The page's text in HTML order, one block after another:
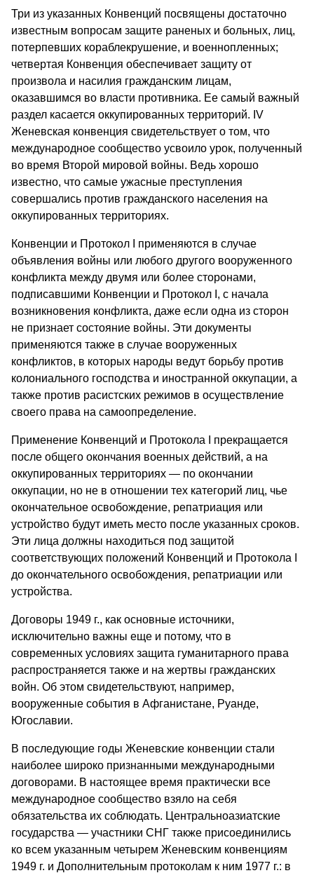
Три из указанных Конвенций посвящены достаточно
известным вопросам защите раненых и больных, лиц,
потерпевших кораблекрушение, и военнопленных;
четвертая Конвенция обеспечивает защиту от
произвола и насилия гражданским лицам,
оказавшимся во власти противника. Ее самый важный
раздел касается оккупированных территорий. IV
Женевская конвенция свидетельствует о том, что
международное сообщество усвоило урок, полученный
во время Второй мировой войны. Ведь хорошо
известно, что самые ужасные преступления
совершались против гражданского населения на
оккупированных территориях.
Конвенции и Протокол I применяются в случае
объявления войны или любого другого вооруженного
конфликта между двумя или более сторонами,
подписавшими Конвенции и Протокол I, с начала
возникновения конфликта, даже если одна из сторон
не признает состояние войны. Эти документы
применяются также в случае вооруженных
конфликтов, в которых народы ведут борьбу против
колониального господства и иностранной оккупации, а
также против расистских режимов в осуществление
своего права на самоопределение.
Применение Конвенций и Протокола I прекращается
после общего окончания военных действий, а на
оккупированных территориях — по окончании
оккупации, но не в отношении тех категорий лиц, чье
окончательное освобождение, репатриация или
устройство будут иметь место после указанных сроков.
Эти лица должны находиться под защитой
соответствующих положений Конвенций и Протокола I
до окончательного освобождения, репатриации или
устройства.
Договоры 1949 г., как основные источники,
исключительно важны еще и потому, что в
современных условиях защита гуманитарного права
распространяется также и на жертвы гражданских
войн. Об этом свидетельствуют, например,
вооруженные события в Афганистане, Руанде,
Югославии.
В последующие годы Женевские конвенции стали
наиболее широко признанными международными
договорами. В настоящее время практически все
международное сообщество взяло на себя
обязательства их соблюдать. Центральноазиатские
государства — участники СНГ также присоединились
ко всем указанным четырем Женевским конвенциям
1949 г. и Дополнительным протоколам к ним 1977 г.: в